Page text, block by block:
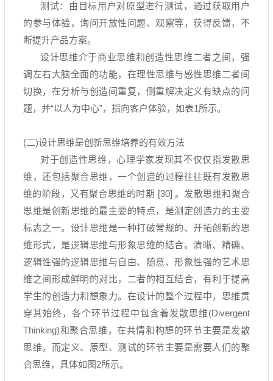
测试：由目标用户对原型进行测试，通过获取用户
的参与体验，询问开放性问题、观察等，获得反馈，不
断提升产品方案。
设计思维介于商业思维和创造性思维二者之间，强
调左右大脑全面的功能，在理性思维与感性思维二者间
切换，在分析与创造间重复，侧重解决定义有缺点的问
题，并“以人为中心”，指向客户体验，如表1所示。
(二)设计思维是创新思维培养的有效方法
对于创造性思维，心理学家发现其不仅仅指发散思
维，还包括聚合思维，一个创造的过程往往既有发散思
维的阶段，又有聚合思维的时期 [30] 。发散思维和聚合
思维是创新思维的最主要的特点，是测定创造力的主要
标志之一。设计思维是一种打破常规的、开拓创新的思
维形式，是逻辑思维与形象思维的结合。清晰、精确、
逻辑性强的逻辑思维与自由、随意、形象性强的艺术思
维之间形成鲜明的对比，二者的相互结合，有利于提高
学生的创造力和想象力。在设计的整个过程中，思维贯
穿其始终，各个环节过程中包含着发散思维(Divergent
Thinking)和聚合思维，在共情和构想的环节主要是发散
思维，而定义、原型、测试的环节主要是需要人们的聚
合思维，具体如图2所示。